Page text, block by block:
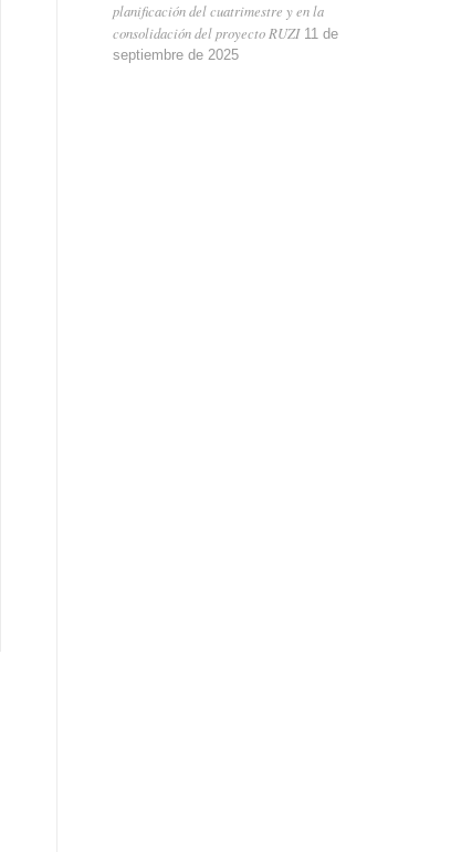
planificación del cuatrimestre y en la
consolidación del proyecto RUZI 11 de
septiembre de 2025